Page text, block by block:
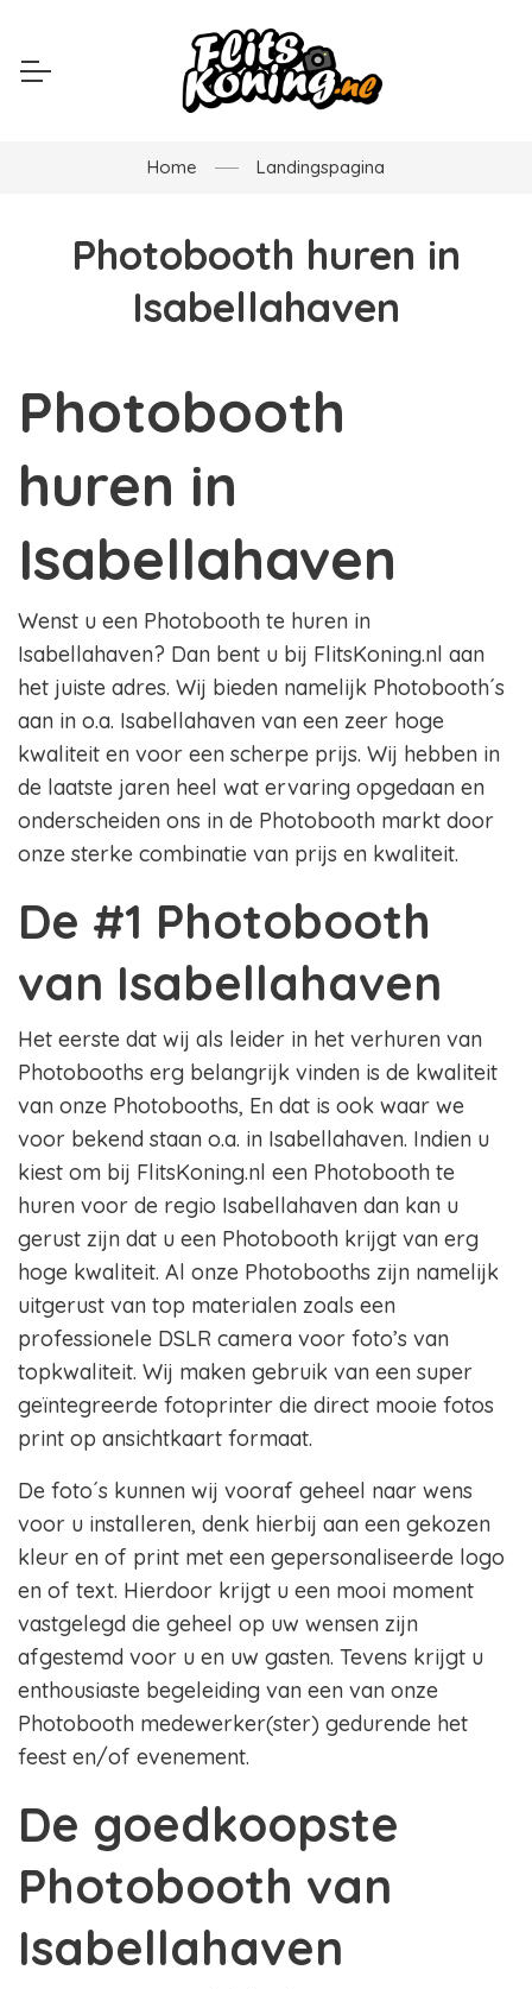
Home Landingspagina
Photobooth huren in
Isabellahaven
Photobooth
huren in
Isabellahaven
Wenst u een Photobooth te huren in
Isabellahaven? Dan bent u bij FlitsKoning.nl aan
het juiste adres. Wij bieden namelijk Photobooth´s
aan in o.a. Isabellahaven van een zeer hoge
kwaliteit en voor een scherpe prijs. Wij hebben in
de laatste jaren heel wat ervaring opgedaan en
onderscheiden ons in de Photobooth markt door
onze sterke combinatie van prijs en kwaliteit.
De #1 Photobooth
van Isabellahaven
Het eerste dat wij als leider in het verhuren van
Photobooths erg belangrijk vinden is de kwaliteit
van onze Photobooths, En dat is ook waar we
voor bekend staan o.a. in Isabellahaven. Indien u
kiest om bij FlitsKoning.nl een Photobooth te
huren voor de regio Isabellahaven dan kan u
gerust zijn dat u een Photobooth krijgt van erg
hoge kwaliteit. Al onze Photobooths zijn namelijk
uitgerust van top materialen zoals een
professionele DSLR camera voor foto’s van
topkwaliteit. Wij maken gebruik van een super
geïntegreerde fotoprinter die direct mooie fotos
print op ansichtkaart formaat.
De foto´s kunnen wij vooraf geheel naar wens
voor u installeren, denk hierbij aan een gekozen
kleur en of print met een gepersonaliseerde logo
en of text. Hierdoor krijgt u een mooi moment
vastgelegd die geheel op uw wensen zijn
afgestemd voor u en uw gasten. Tevens krijgt u
enthousiaste begeleiding van een van onze
Photobooth medewerker(ster) gedurende het
feest en/of evenement.
De goedkoopste
Photobooth van
Isabellahaven